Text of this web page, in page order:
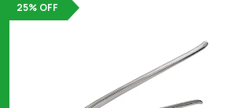
25% OFF